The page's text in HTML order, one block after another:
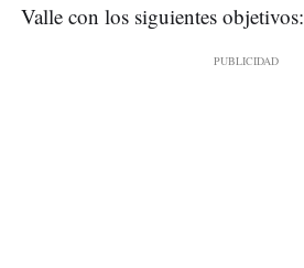
Valle con los siguientes objetivos: